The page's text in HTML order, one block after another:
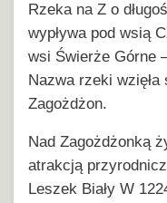
Rzeka na Z o
wypływa pod wsią
wsi Świerże Górne
Nazwa rzeki wzięła
Zagożdżon.
Nad Zagożdżonką
atrakcją
Leszek Biały W